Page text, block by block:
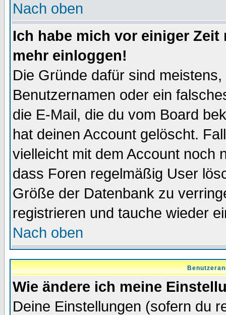
Nach oben
Ich habe mich vor einiger
mehr einloggen!
Die Gründe dafür sind
Benutzernamen oder ein
die E-Mail, die du vom Board
hat deinen Account gelöscht.
vielleicht mit dem Account noch
dass Foren regelmäßig User
Größe der Datenbank zu
registrieren und tauche wieder
Nach oben
Wie ändere ich meine
Deine Einstellungen (sofern du